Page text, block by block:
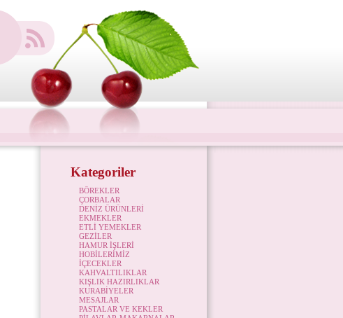
Kategoriler
BÖREKLER
ÇORBALAR
DENİZ ÜRÜNLERİ
EKMEKLER
ETLİ YEMEKLER
GEZİLER
HAMUR İŞLERİ
HOBİLERİMİZ
İÇECEKLER
KAHVALTILIKLAR
KIŞLIK HAZIRLIKLAR
KURABİYELER
MESAJLAR
PASTALAR VE KEKLER